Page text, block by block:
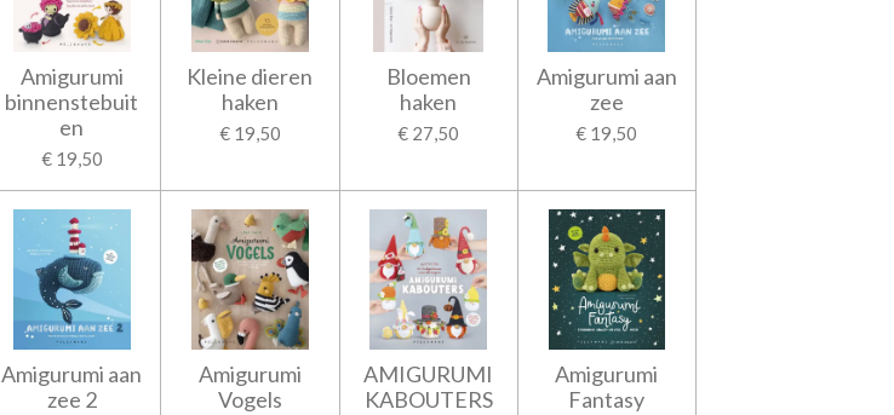
Amigurumi
binnenstebuit
en
€ 19,50
Kleine dieren
haken
€ 19,50
Bloemen
haken
€ 27,50
Amigurumi aan
zee
€ 19,50
Amigurumi aan
zee 2
Amigurumi
Vogels
AMIGURUMI
KABOUTERS
Amigurumi
Fantasy